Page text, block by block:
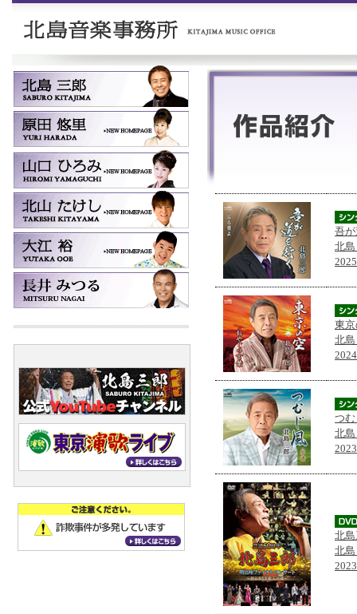
吾
北
東
北
つ
北
北
北